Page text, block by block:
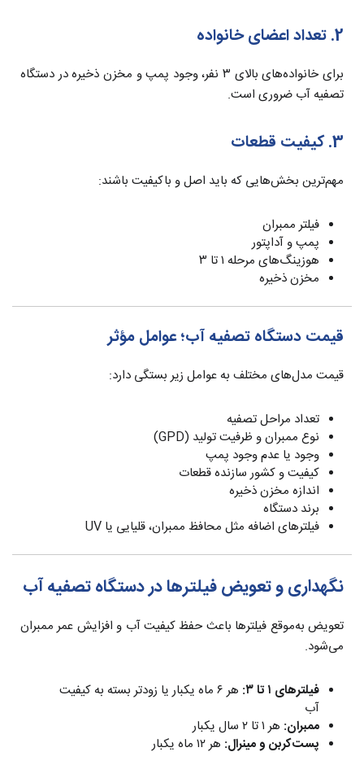
2. تعداد اعضای خانواده
برای خانواده‌های بالای ۳ نفر، وجود پمپ و مخزن ذخیره در دستگاه
تصفیه آب ضروری است.
3. کیفیت قطعات
مهم‌ترین بخش‌هایی که باید اصل و باکیفیت باشند:
فیلتر ممبران
پمپ و آداپتور
هوزینگ‌های مرحله ۱ تا ۳
مخزن ذخیره
قیمت دستگاه تصفیه آب؛ عوامل مؤثر
قیمت مدل‌های مختلف به عوامل زیر بستگی دارد:
تعداد مراحل تصفیه
نوع ممبران و ظرفیت تولید (GPD)
وجود یا عدم وجود پمپ
کیفیت و کشور سازنده قطعات
اندازه مخزن ذخیره
برند دستگاه
فیلترهای اضافه مثل محافظ ممبران، قلیایی یا UV
نگهداری و تعویض فیلترها در دستگاه تصفیه آب
تعویض به‌موقع فیلترها باعث حفظ کیفیت آب و افزایش عمر ممبران
می‌شود.
فیلترهای ۱ تا ۳:
هر ۶ ماه یکبار یا زودتر بسته به کیفیت
آب
ممبران: هر ۱ تا ۲ سال یکبار
پست‌کربن و مینرال: هر ۱۲ ماه یکبار